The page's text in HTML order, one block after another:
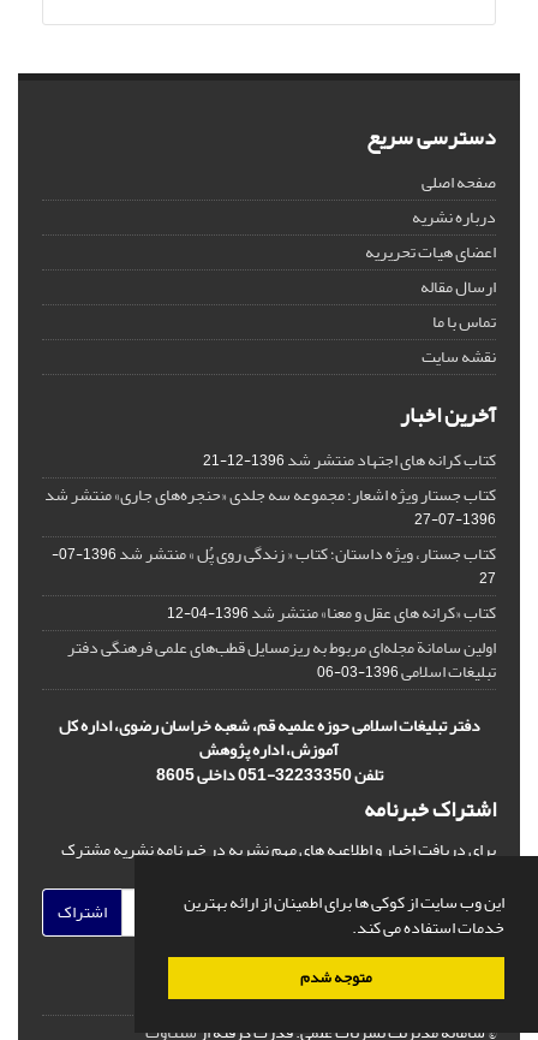
این وب سایت از کوکی ها برای اطمینان از ارائه بهترین
خدمات استفاده می کند.
متوجه شدم
دسترسی سریع
صفحه اصلی
درباره نشریه
اعضای هیات تحریریه
ارسال مقاله
تماس با ما
نقشه سایت
آخرین اخبار
کتاب کرانه های اجتهاد منتشر شد1396-12-21
کتاب جستار ویژه اشعار؛ مجموعه سه جلدی «حنجره‌های جاری» منتشر شد
1396-07-27
کتاب جستار، ویژه داستان؛ کتاب « زندگی روی پُل » منتشر شد
1396-07-
27
کتاب «کرانه های عقل و معنا» منتشر شد1396-04-12
اولین سامانة مجله‌ای مربوط به ریزمسایل‌ قطب‌های علمی فرهنگی دفتر
تبلیغات اسلامی1396-03-06
دفتر تبلیغات اسلامی حوزه علمیه قم، شعبه خراسان رضوی، اداره کل
آموزش، اداره پژوهش
تلفن 32233350-051 داخلی 8605
اشتراک خبرنامه
برای دریافت اخبار و اطلاعیه های مهم نشریه در خبرنامه نشریه مشترک
اشتراک
© سامانه مدیریت نشریات علمی.قدرت گرفته ازسیناوب